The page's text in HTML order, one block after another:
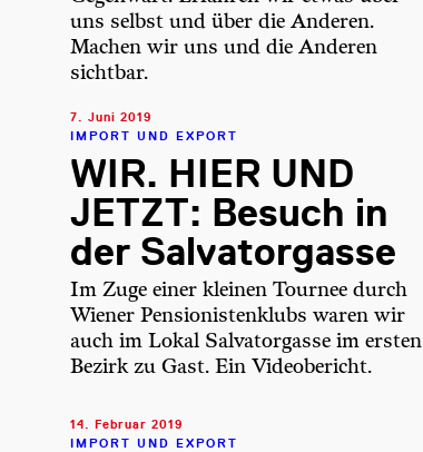
uns selbst und über die Anderen.
Machen wir uns und die Anderen
sichtbar.
7. Juni 2019
IMPORT UND EXPORT
WIR. HIER UND
JETZT: Besuch in
der Salvatorgasse
Im Zuge einer kleinen Tournee durch
Wiener Pensionistenklubs waren wir
auch im Lokal Salvatorgasse im ersten
Bezirk zu Gast. Ein Videobericht.
14. Februar 2019
IMPORT UND EXPORT